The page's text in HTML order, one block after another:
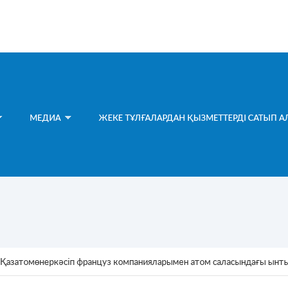
МЕДИА ЖЕКЕ ТҰЛҒАЛАРДАН ҚЫЗМЕТТЕРДІ САТЫП
Қазатомөнеркәсіп француз компанияларымен атом саласындағы